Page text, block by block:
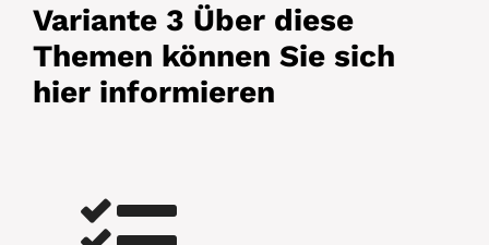
Variante 3 Über diese
Themen können Sie sich
hier informieren